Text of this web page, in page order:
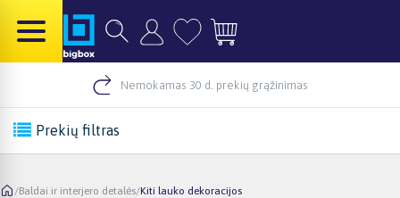
Nemokamas 30 d. prekių grąžinimas
Prekių filtras
/Baldai ir interjero detalės/Kiti lauko dekoracijos